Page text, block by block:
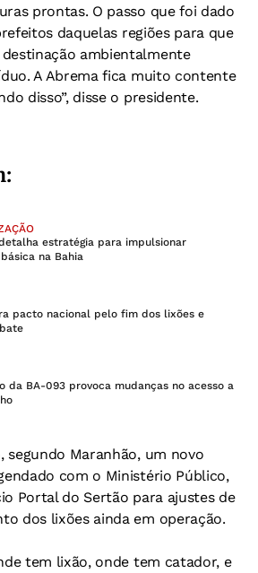
prontas. O passo que foi dado
daquelas regiões para que
ambientalmente
A Abrema fica muito contente
disso”, disse o presidente.
estratégia para impulsionar
na Bahia
pacto nacional pelo fim dos lixões e
da BA-093 provoca mudanças no acesso a
segundo Maranhão, um novo
com o Ministério Público,
Portal do Sertão para ajustes de
dos lixões ainda em operação.
tem lixão, onde tem catador, e